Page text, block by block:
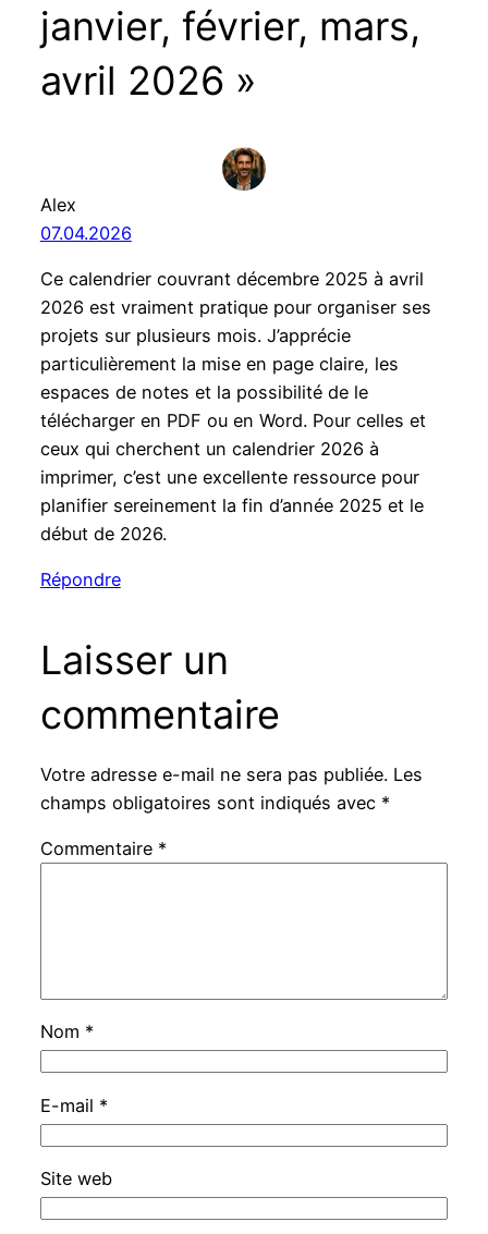
janvier, février, mars,
avril 2026 »
Alex
07.04.2026
Ce calendrier couvrant décembre 2025 à avril
2026 est vraiment pratique pour organiser ses
projets sur plusieurs mois. J’apprécie
particulièrement la mise en page claire, les
espaces de notes et la possibilité de le
télécharger en PDF ou en Word. Pour celles et
ceux qui cherchent un calendrier 2026 à
imprimer, c’est une excellente ressource pour
planifier sereinement la fin d’année 2025 et le
début de 2026.
Répondre
Laisser un
commentaire
Votre adresse e-mail ne sera pas publiée. Les
champs obligatoires sont indiqués avec *
Commentaire *
Nom *
E-mail *
Site web